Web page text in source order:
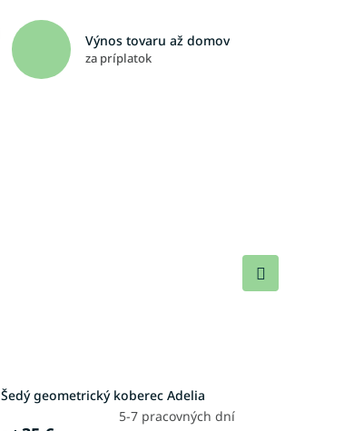
Výnos tovaru až domov
za príplatok
Šedý geometrický koberec Adelia
5-7 pracovných dní
Ďalší